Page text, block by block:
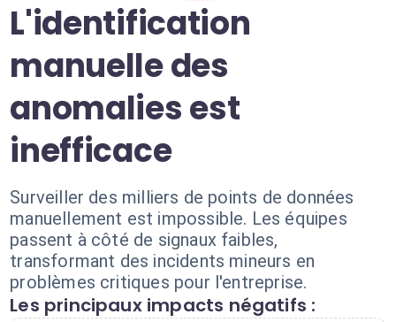
L'identification
manuelle des
anomalies est
inefficace
Surveiller des milliers de points de données
manuellement est impossible. Les équipes
passent à côté de signaux faibles,
transformant des incidents mineurs en
problèmes critiques pour l'entreprise.
Les principaux impacts négatifs :